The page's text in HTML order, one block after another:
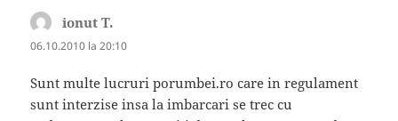
ionut T.
06.10.2010 la 20:10
Sunt multe lucruri porumbei.ro care in regulament
sunt interzise insa la imbarcari se trec cu